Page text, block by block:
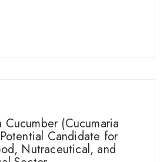
Cucumber (Cucumaria
Candidate for
Nutraceutical, and